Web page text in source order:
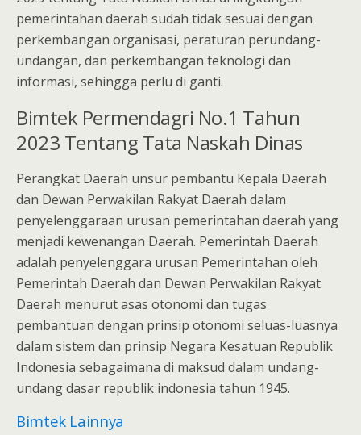
pemerintahan daerah sudah tidak sesuai dengan
perkembangan organisasi, peraturan perundang-
undangan, dan perkembangan teknologi dan
informasi, sehingga perlu di ganti.
Bimtek Permendagri No.1 Tahun
2023 Tentang Tata Naskah Dinas
Perangkat Daerah unsur pembantu Kepala Daerah
dan Dewan Perwakilan Rakyat Daerah dalam
penyelenggaraan urusan pemerintahan daerah yang
menjadi kewenangan Daerah. Pemerintah Daerah
adalah penyelenggara urusan Pemerintahan oleh
Pemerintah Daerah dan Dewan Perwakilan Rakyat
Daerah menurut asas otonomi dan tugas
pembantuan dengan prinsip otonomi seluas-luasnya
dalam sistem dan prinsip Negara Kesatuan Republik
Indonesia sebagaimana di maksud dalam undang-
undang dasar republik indonesia tahun 1945.
Bimtek Lainnya